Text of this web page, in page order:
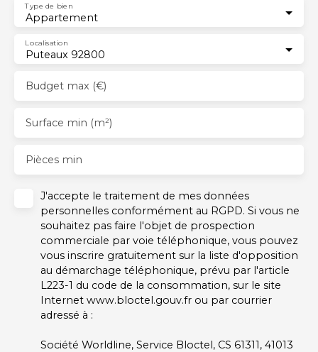
Appartement
Type de bien
Puteaux 92800
Localisation
Budget max (€)
Surface min (m²)
Pièces min
J'accepte le traitement de mes données
personnelles conformément au RGPD. Si vous ne
souhaitez pas faire l'objet de prospection
commerciale par voie téléphonique, vous pouvez
vous inscrire gratuitement sur la liste d'opposition
au démarchage téléphonique, prévu par l'article
L223-1 du code de la consommation, sur le site
Internet www.bloctel.gouv.fr ou par courrier
adressé à :
Société Worldline, Service Bloctel, CS 61311, 41013